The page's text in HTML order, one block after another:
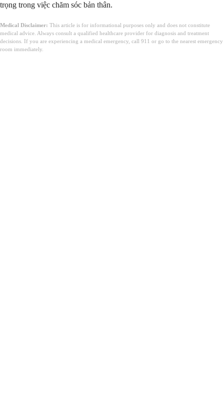
trọng trong việc chăm sóc bản thân.
Medical Disclaimer: This article is for informational purposes only and does not constitute
medical advice. Always consult a qualified healthcare provider for diagnosis and treatment
decisions. If you are experiencing a medical emergency, call 911 or go to the nearest emergency
room immediately.